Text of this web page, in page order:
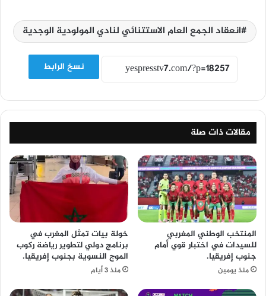
انعقاد الجمع العام الاستتنائي لنادي المولودية الوجدية
نسخ الرابط
مقالات ذات صلة
المنتخب الوطني المغربي
للسيدات في اختبار قوي أمام
جنوب إفريقيا.
منذ يومين
خولة بيات تمثل المغرب في
برنامج دولي لتطوير رياضة ركوب
الموج النسوية بجنوب إفريقيا.
منذ 3 أيام